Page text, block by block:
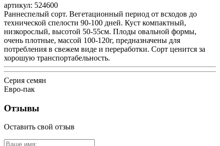
артикул: 524600
Раннеспелый сорт. Вегетационный период от всходов до
технической спелости 90-100 дней. Куст компактный,
низкорослый, высотой 50-55см. Плоды овальной формы,
очень плотные, массой 100-120г, предназначены для
потребления в свежем виде и переработки. Сорт ценится за
хорошую транспортабельность.
Серия семян
Евро-пак
Отзывы
Оставить свой отзыв